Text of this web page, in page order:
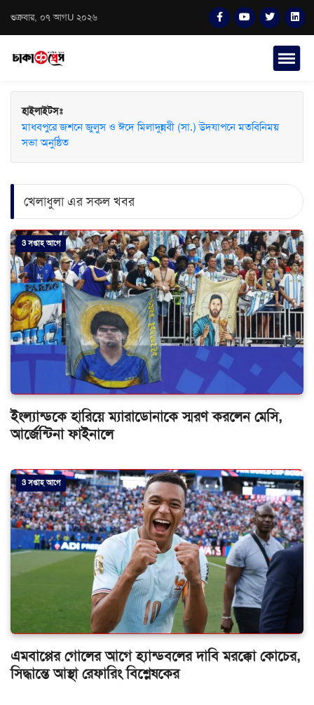
শুক্রবার, ০৭ আগU ২০২৬
হাইলাইটসঃ
মাধবপুরে জশনে জুলুস ও ঈদে মিলাদুন্নবী (সা.) উদযাপনে মতবিনিময়
সভা অনুষ্ঠিত
খেলাধুলা এর সকল খবর
3 সপ্তাহ আগে
ইংল্যান্ডকে হারিয়ে ম্যারাডোনাকে স্মরণ করলেন মেসি,
আর্জেন্টিনা ফাইনালে
3 সপ্তাহ আগে
এমবাপ্পের গোলের আগে হ্যান্ডবলের দাবি মরক্কো কোচের,
সিদ্ধান্তে আস্থা রেফারিং বিশ্লেষকের